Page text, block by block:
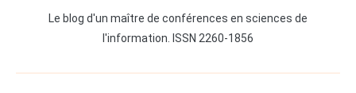
Le blog d'un maître de conférences en sciences de
l'information. ISSN 2260-1856